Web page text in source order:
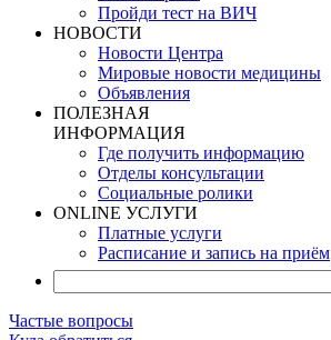
Пройди тест на ВИЧ
НОВОСТИ
Новости Центра
Мировые новости медицины
Объявления
ПОЛЕЗНАЯ
ИНФОРМАЦИЯ
Где получить информацию
Отделы консультации
Социальные ролики
ONLINE УСЛУГИ
Платные услуги
Расписание и запись на приём
Частые вопросы